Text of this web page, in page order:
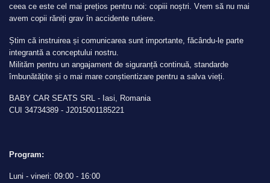
ceea ce este cel mai prețios pentru noi: copiii noștri. Vrem să nu mai
avem copii răniți grav în accidente rutiere.
Știm că instruirea și comunicarea sunt importante, făcându-le parte
integrantă a conceptului nostru.
Milităm pentru un angajament de siguranță continuă, standarde
îmbunătățite și o mai mare conștientizare pentru a salva vieți.
BABY CAR SEATS SRL - Iasi, Romania
CUI 34734389 - J2015001185221
Program:
Luni - vineri: 09:00 - 16:00